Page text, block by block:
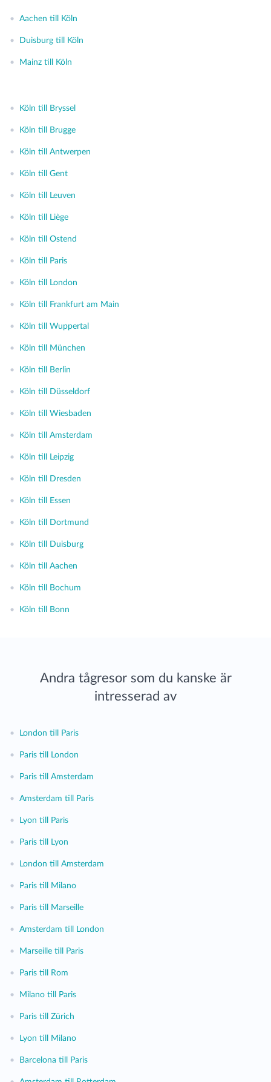
• Aachen till Köln
• Duisburg till Köln
• Mainz till Köln
• Köln till Bryssel
• Köln till Brugge
• Köln till Antwerpen
• Köln till Gent
• Köln till Leuven
• Köln till Liège
• Köln till Ostend
• Köln till Paris
• Köln till London
• Köln till Frankfurt am Main
• Köln till Wuppertal
• Köln till München
• Köln till Berlin
• Köln till Düsseldorf
• Köln till Wiesbaden
• Köln till Amsterdam
• Köln till Leipzig
• Köln till Dresden
• Köln till Essen
• Köln till Dortmund
• Köln till Duisburg
• Köln till Aachen
• Köln till Bochum
• Köln till Bonn
Andra tågresor som du kanske är
intresserad av
• London till Paris
• Paris till London
• Paris till Amsterdam
• Amsterdam till Paris
• Lyon till Paris
• Paris till Lyon
• London till Amsterdam
• Paris till Milano
• Paris till Marseille
• Amsterdam till London
• Marseille till Paris
• Paris till Rom
• Milano till Paris
• Paris till Zürich
• Lyon till Milano
• Barcelona till Paris